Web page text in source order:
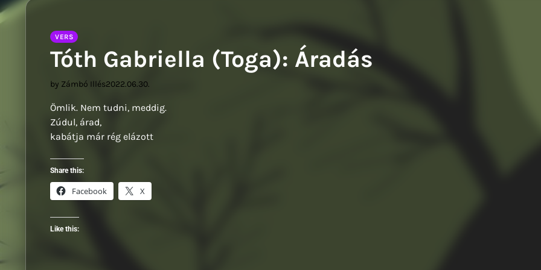
VERS
Tóth Gabriella (Toga): Áradás
by Zámbó Illés2022.06.30.
Ömlik. Nem tudni, meddig.
Zúdul, árad,
kabátja már rég elázott
Share this:
Facebook X
Like this: